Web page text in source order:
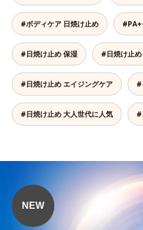
#ボディケア 日焼け止め
#日焼け止め 保湿 #日焼け止
#日焼け止め エイジングケア #
#日焼け止め 大人世代に人気 #
NEW